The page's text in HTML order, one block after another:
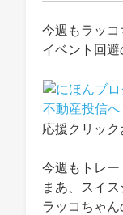
今週もラッコ
イベント回避
応援クリッ
今週もトレ
まあ、スイ
ラッコちゃん